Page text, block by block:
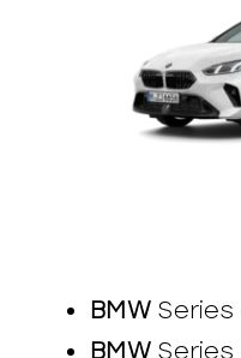
BMWSeries
BMWSeries